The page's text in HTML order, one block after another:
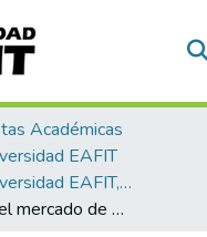
Académicas
EAFIT
Revista Universidad EAFIT, Vol. 49, Núm. 163 (2014)
A descifrar el mercado de energía y telecomunicaciones con matemáticas